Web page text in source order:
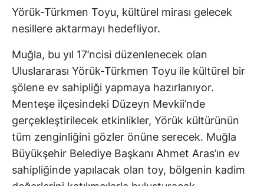
Yörük-Türkmen Toyu, kültürel mirası gelecek
nesillere aktarmayı hedefliyor.
Muğla, bu yıl 17’ncisi düzenlenecek olan
Uluslararası Yörük-Türkmen Toyu ile kültürel bir
şölene ev sahipliği yapmaya hazırlanıyor.
Menteşe ilçesindeki Düzeyn Mevkii’nde
gerçekleştirilecek etkinlikler, Yörük kültürünün
tüm zenginliğini gözler önüne serecek. Muğla
Büyükşehir Belediye Başkanı Ahmet Aras’ın ev
sahipliğinde yapılacak olan toy, bölgenin kadim